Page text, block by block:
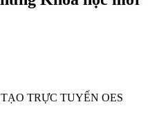
TRỰC TUYẾN OES